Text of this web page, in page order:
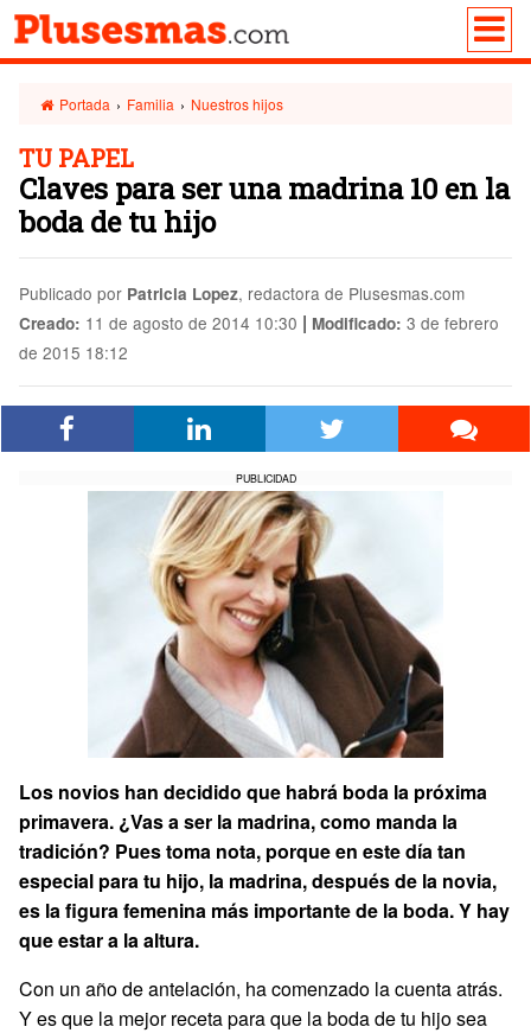
Portada › Familia › Nuestros hijos
TU PAPEL
Claves para ser una madrina 10 en la
boda de tu hijo
Publicado por Patricia Lopez, redactora de Plusesmas.com
Creado: 11 de agosto de 2014 10:30 | Modificado: 3 de febrero
de 2015 18:12
PUBLICIDAD
Los novios han decidido que habrá boda la próxima
primavera. ¿Vas a ser la madrina, como manda la
tradición? Pues toma nota, porque en este día tan
especial para tu hijo, la madrina, después de la novia,
es la figura femenina más importante de la boda. Y hay
que estar a la altura.
Con un año de antelación, ha comenzado la cuenta atrás.
Y es que la mejor receta para que la boda de tu hijo sea